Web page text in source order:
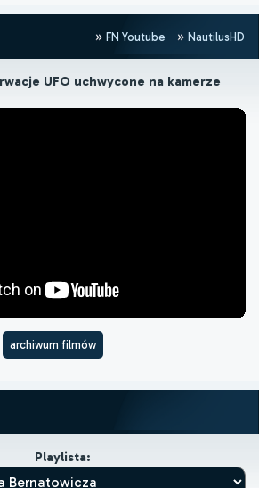
FN Youtube NautilusHD
UFO uchwycone na kamerze
archiwum filmów
Playlista: